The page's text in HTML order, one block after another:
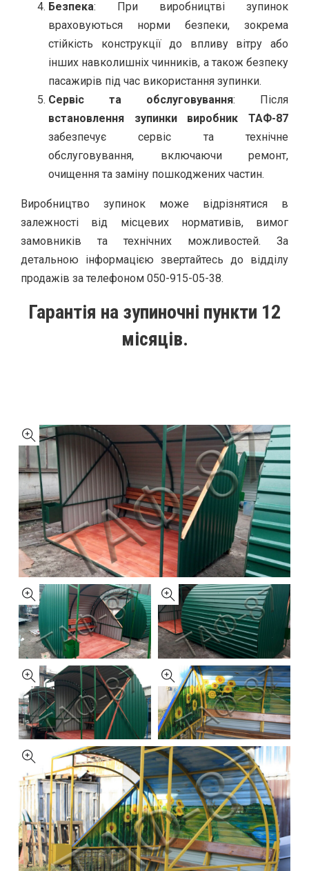
Безпека: При виробництві зупинок
враховуються норми безпеки, зокрема
стійкість конструкції до впливу вітру або
інших навколишніх чинників, а також безпеку
пасажирів під час використання зупинки.
Сервіс та обслуговування: Після
встановлення зупинки виробник ТАФ-87
забезпечує сервіс та технічне
обслуговування, включаючи ремонт,
очищення та заміну пошкоджених частин.
Виробництво зупинок може відрізнятися в
залежності від місцевих нормативів, вимог
замовників та технічних можливостей. За
детальною інформацією звертайтесь до відділу
продажів за телефоном 050-915-05-38.
Гарантія на зупиночні пункти 12
місяців.